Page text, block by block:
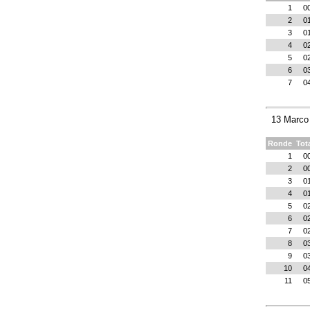
1
2
3
4
5
6
7
13
Ronde
1
2
3
4
5
6
7
8
9
10
11